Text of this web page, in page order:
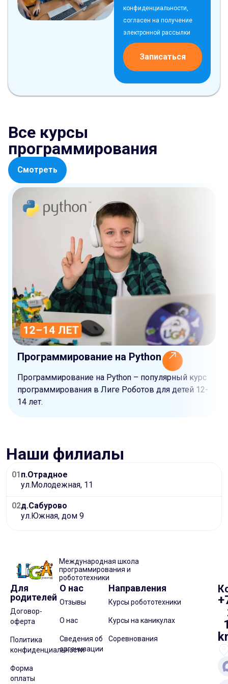
конфиденциальности,
согласен на получение
электронной рассылки
Записаться
Все курсы
программирования
Смотреть
Программирование на Python
Программирование на Python – популярный курс
программирования в Лиге Роботов для детей 12-
14 лет.
Наши филиалы
01п.Отрадное
ул.Молодежная, 11
02д.Сабурово
ул.Южная, дом 9
Международная школа
программирования и
робототехники
Для
родителей
Договор-
оферта
Политика
конфиденциальности
Форма
оплаты
О нас
Отзывы
О нас
Сведения об
организации
Направления
Курсы робототехники
Курсы на каникулах
Соревнования